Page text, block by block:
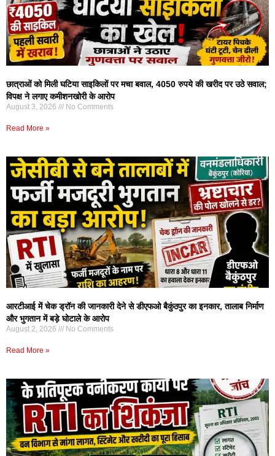
छात्राओं को मिली घटिया साइकिलों पर मचा बवाल, 4050 रुपये की खरीद पर उठे सवाल;
विपक्ष ने लगाए कमीशनखोरी के आरोप
August 3, 2026 No Comments
Read More »
आरटीआई में चेक ड्रॉन की जानकारी देने से डीएफओ बैकुंठपुर का इनकार, तालाब निर्माण
और भुगतान में बड़े घोटाले के आरोप
August 2, 2026 No Comments
Read More »